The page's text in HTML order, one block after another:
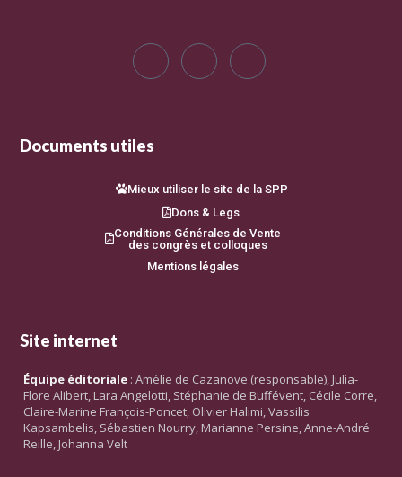
Documents utiles
Mieux utiliser le site de la SPP
Dons & Legs
Conditions Générales de Vente
des congrès et colloques
Mentions légales
Site internet
Équipe éditoriale : Amélie de Cazanove (responsable), Julia-
Flore Alibert, Lara Angelotti, Stéphanie de Buffévent, Cécile Corre,
Claire-Marine François-Poncet, Olivier Halimi, Vassilis
Kapsambelis, Sébastien Nourry, Marianne Persine, Anne-André
Reille, Johanna Velt